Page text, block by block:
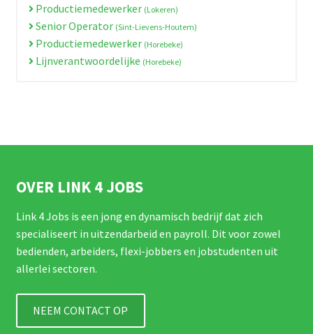
Productiemedewerker (Lokeren)
Senior Operator (Sint-Lievens-Houtem)
Productiemedewerker (Horebeke)
Lijnverantwoordelijke (Horebeke)
OVER LINK 4 JOBS
Link 4 Jobs is een jong en dynamisch bedrijf dat zich
specialiseert in uitzendarbeid en payroll. Dit voor zowel
bedienden, arbeiders, flexi-jobbers en jobstudenten uit
allerlei sectoren.
NEEM CONTACT OP